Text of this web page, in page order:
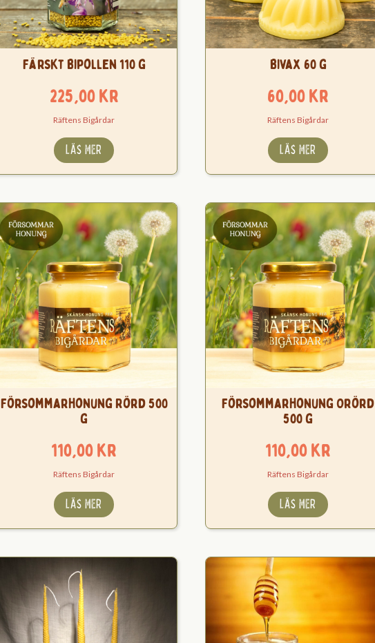
Färskt Bipollen 110 g
225,00kr
Räftens Bigårdar
LÄS MER
Bivax 60 g
60,00kr
Räftens Bigårdar
LÄS MER
Försommarhonung Rörd 500
g
110,00kr
Räftens Bigårdar
LÄS MER
Försommarhonung Orörd
500 g
110,00kr
Räftens Bigårdar
LÄS MER